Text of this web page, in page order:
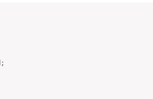
;